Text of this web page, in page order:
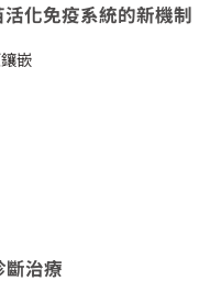
化免疫系統的新機制
嵌
斷治療